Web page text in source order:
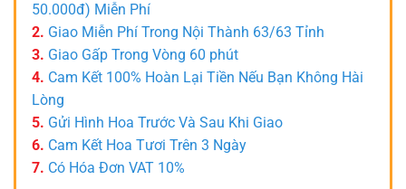
50.000đ) Miễn Phí
2. Giao Miễn Phí Trong Nội Thành 63/63 Tỉnh
3. Giao Gấp Trong Vòng 60 phút
4. Cam Kết 100% Hoàn Lại Tiền Nếu Bạn Không Hài
Lòng
5. Gửi Hình Hoa Trước Và Sau Khi Giao
6. Cam Kết Hoa Tươi Trên 3 Ngày
7. Có Hóa Đơn VAT 10%